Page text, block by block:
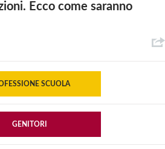
Ecco come saranno
SCUOLA
GENITORI